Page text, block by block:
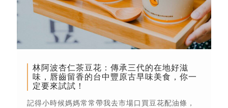
林阿波杏仁茶豆花：傳承三代的在地好滋
味，唇齒留香的台中豐原古早味美食，你一
定要來試試！
記得小時候媽媽常常帶我去市場口買豆花配油條，